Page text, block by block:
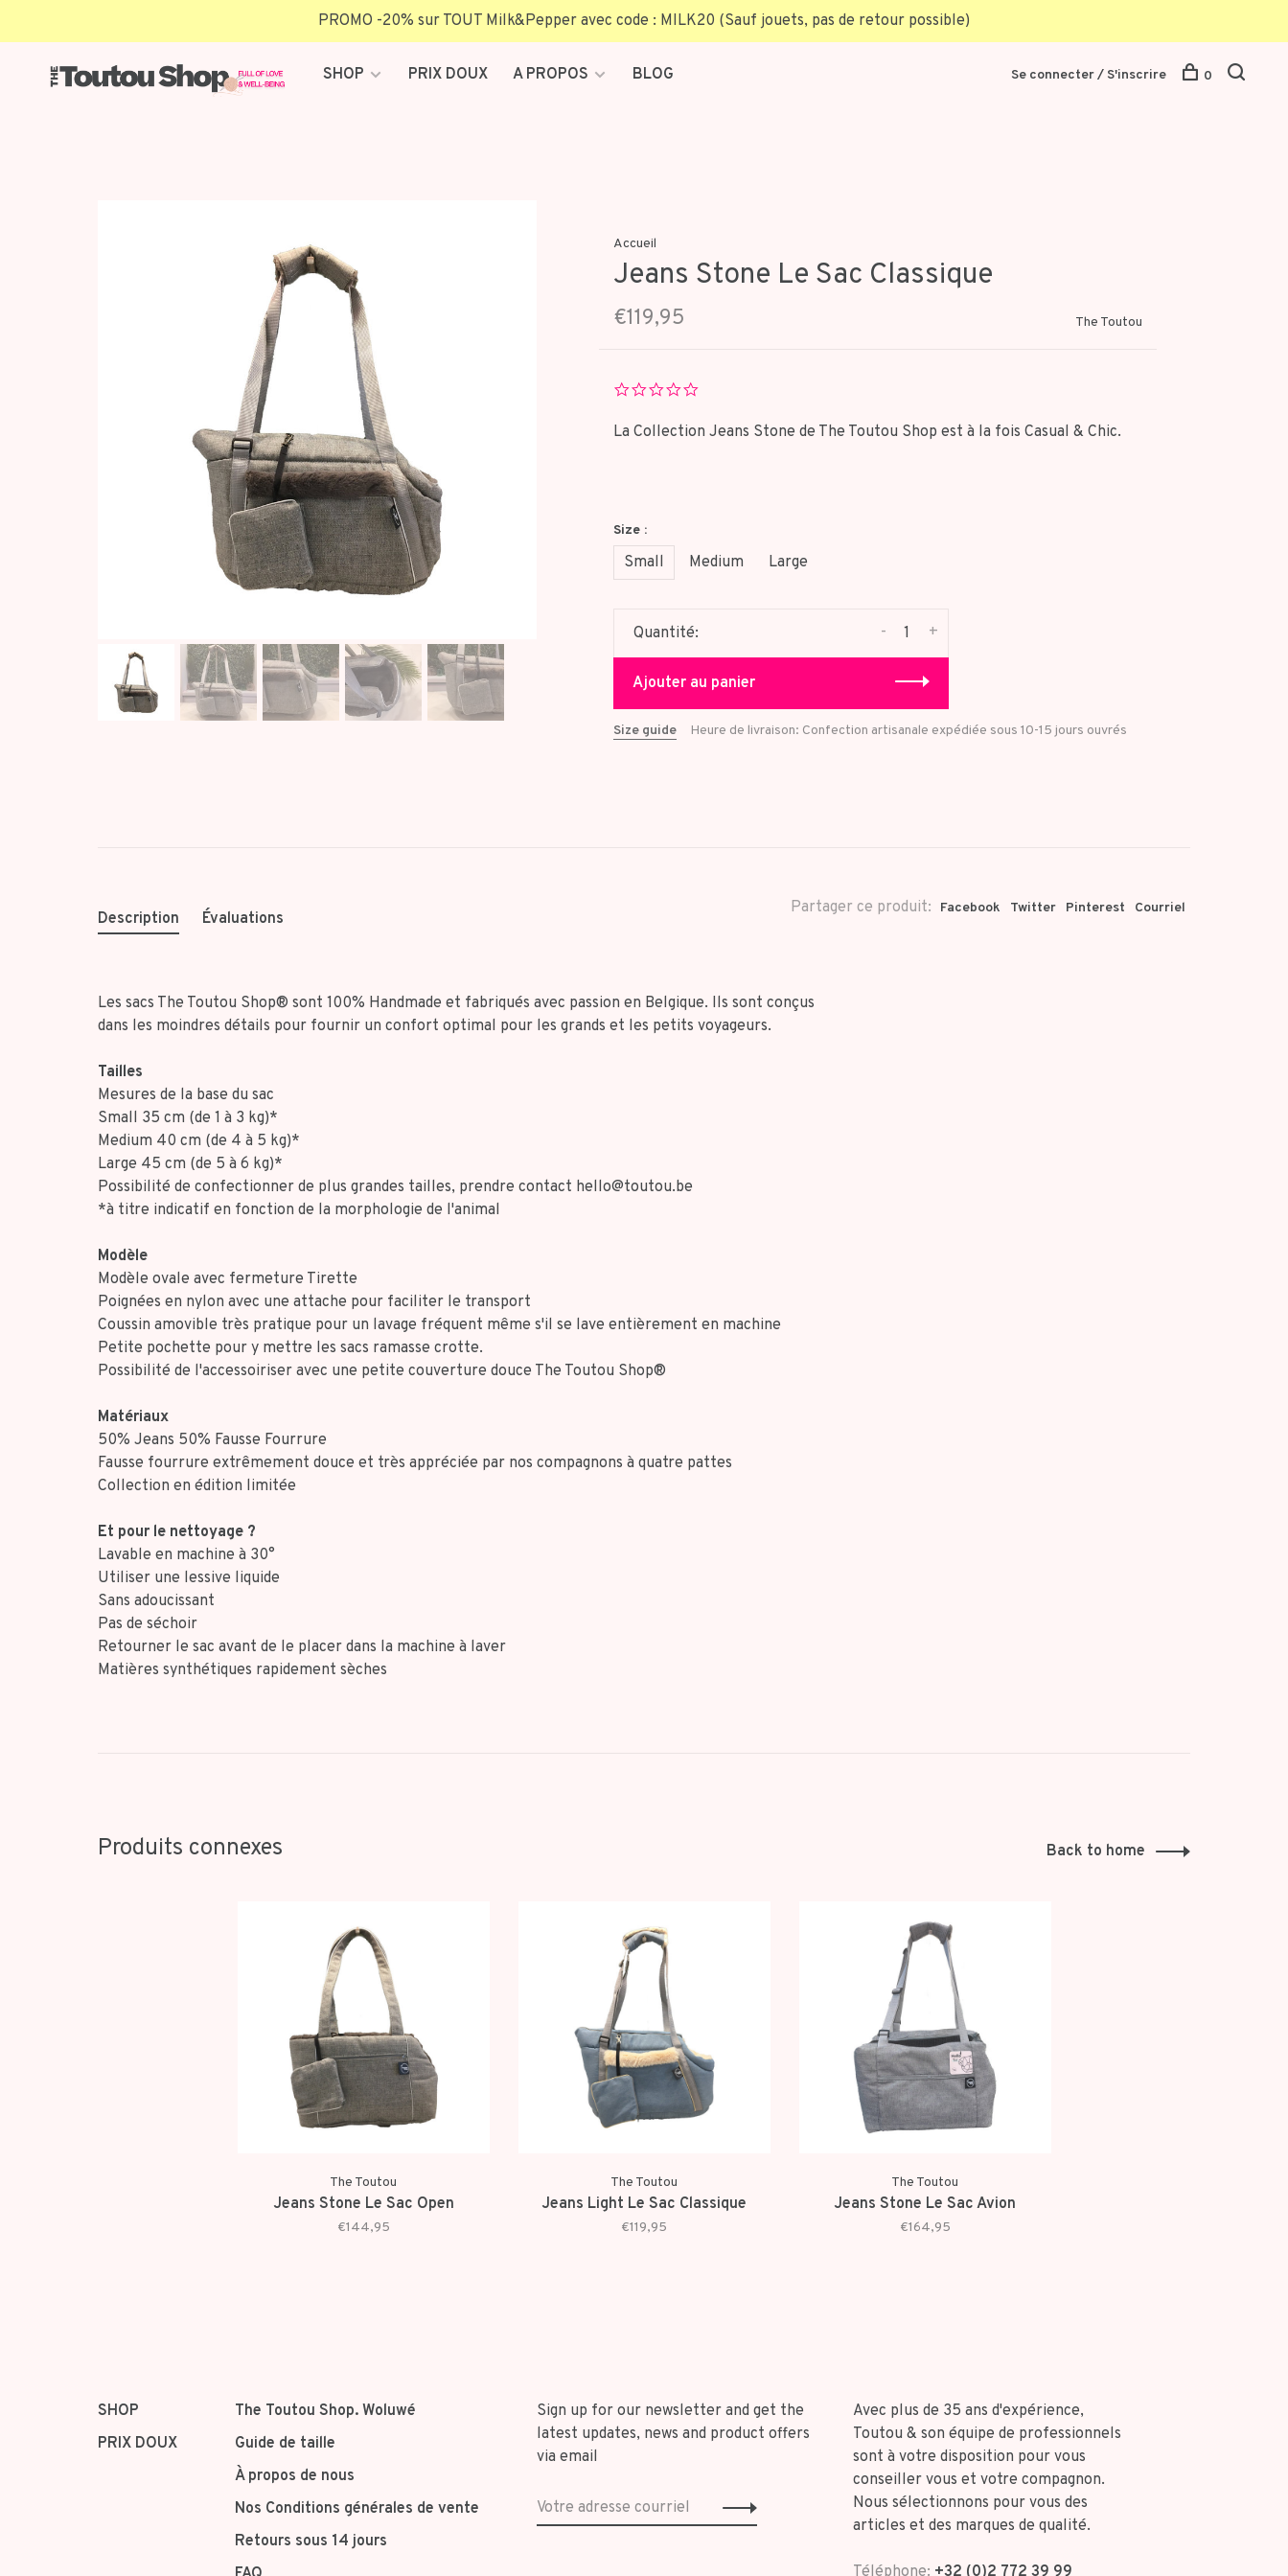
PROMO -20% sur TOUT Milk&Pepper avec code : MILK20 (Sauf jouets, pas de retour possible)
SHOP PRIX DOUX A PROPOS BLOG Se connecter / S'inscrire 0
Accueil
Jeans Stone Le Sac Classique
€119,95 The Toutou
0.0
rating
La Collection Jeans Stone de The Toutou Shop est à la fois Casual & Chic.
Size :
Small Medium Large
Quantité: +
-
Ajouter au panier
Size guide Heure de livraison: Confection artisanale expédiée sous 10-15 jours ouvrés
Partager ce produit: Facebook Twitter Pinterest Courriel
Description Évaluations
Les sacs The Toutou Shop® sont 100% Handmade et fabriqués avec passion en Belgique. Ils sont conçus
dans les moindres détails pour fournir un confort optimal pour les grands et les petits voyageurs.
Tailles
Mesures de la base du sac
Small 35 cm (de 1 à 3 kg)*
Medium 40 cm (de 4 à 5 kg)*
Large 45 cm (de 5 à 6 kg)*
Possibilité de confectionner de plus grandes tailles, prendre contact hello@toutou.be
*à titre indicatif en fonction de la morphologie de l'animal
Modèle
Modèle ovale avec fermeture Tirette
Poignées en nylon avec une attache pour faciliter le transport
Coussin amovible très pratique pour un lavage fréquent même s'il se lave entièrement en machine
Petite pochette pour y mettre les sacs ramasse crotte.
Possibilité de l'accessoiriser avec une petite couverture douce The Toutou Shop®
Matériaux
50% Jeans 50% Fausse Fourrure
Fausse fourrure extrêmement douce et très appréciée par nos compagnons à quatre pattes
Collection en édition limitée
Et pour le nettoyage ?
Lavable en machine à 30°
Utiliser une lessive liquide
Sans adoucissant
Pas de séchoir
Retourner le sac avant de le placer dans la machine à laver
Matières synthétiques rapidement sèches
Produits connexes Back to home
The Toutou
Jeans Stone Le Sac Open
€144,95
The Toutou
Jeans Light Le Sac Classique
€119,95
The Toutou
Jeans Stone Le Sac Avion
€164,95
SHOP
PRIX DOUX
The Toutou Shop. Woluwé
Guide de taille
À propos de nous
Nos Conditions générales de vente
Retours sous 14 jours
Sign up for our newsletter and get the
latest updates, news and product offers
via email
Avec plus de 35 ans d'expérience,
Toutou & son équipe de professionnels
sont à votre disposition pour vous
conseiller vous et votre compagnon.
Nous sélectionnons pour vous des
articles et des marques de qualité.
Téléphone: +32 (0)2 772 39 99